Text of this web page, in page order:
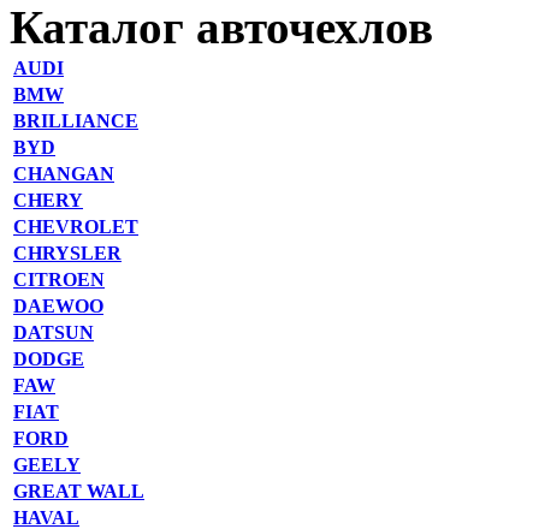
Каталог авточехлов
AUDI
BMW
BRILLIANCE
BYD
CHANGAN
CHERY
CHEVROLET
CHRYSLER
CITROEN
DAEWOO
DATSUN
DODGE
FAW
FIAT
FORD
GEELY
GREAT WALL
HAVAL